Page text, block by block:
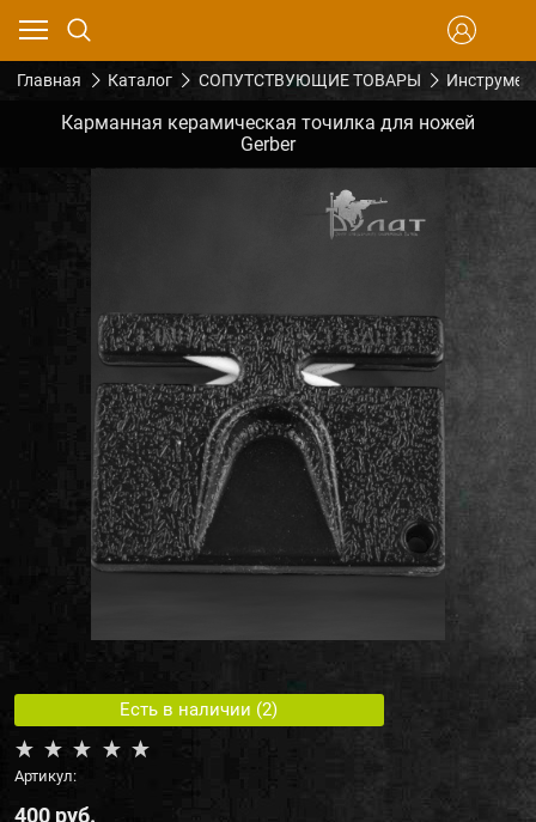
Главная Каталог СОПУТСТВУЮЩИЕ ТОВАРЫ
Карманная керамическая точилка для ножей
Gerber
Есть в наличии (2)
Артикул:
400 руб.